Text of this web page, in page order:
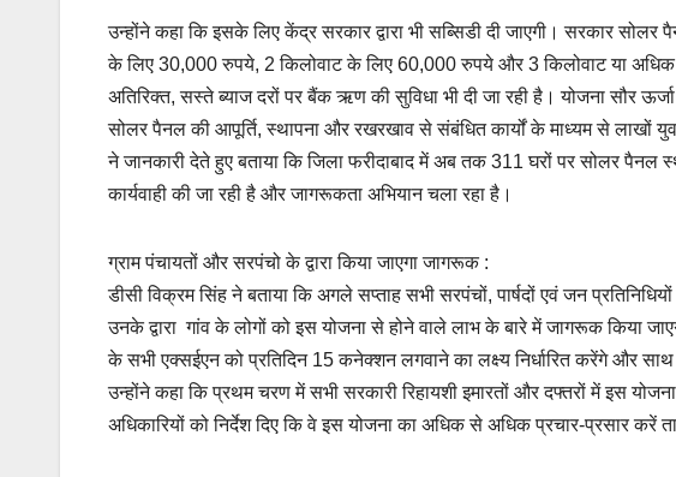
उन्होंने कहा कि इसके लिए केंद्र सरकार द्वारा भी सब्सिडी दी जाएगी। सरकार
के लिए 30,000 रुपये, 2 किलोवाट के लिए 60,000 रुपये और 3 किलोवाट या
अतिरिक्त, सस्ते ब्याज दरों पर बैंक ऋण की सुविधा भी दी जा रही है। योजना सौर
सोलर पैनल की आपूर्ति, स्थापना और रखरखाव से संबंधित कार्यों के माध्यम से लाखों
ने जानकारी देते हुए बताया कि जिला फरीदाबाद में अब तक 311 घरों पर सोलर पैनल
कार्यवाही की जा रही है और जागरूकता अभियान चला रहा है।
ग्राम पंचायतों और सरपंचो के द्वारा किया जाएगा जागरूक :
डीसी विक्रम सिंह ने बताया कि अगले सप्ताह सभी सरपंचों, पार्षदों एवं जन
उनके द्वारा गांव के लोगों को इस योजना से होने वाले लाभ के बारे में जागरूक किया
के सभी एक्सईएन को प्रतिदिन 15 कनेक्शन लगवाने का लक्ष्य निर्धारित करेंगे और
उन्होंने कहा कि प्रथम चरण में सभी सरकारी रिहायशी इमारतों और दफ्तरों में इस
अधिकारियों को निर्देश दिए कि वे इस योजना का अधिक से अधिक प्रचार-प्रसार करें